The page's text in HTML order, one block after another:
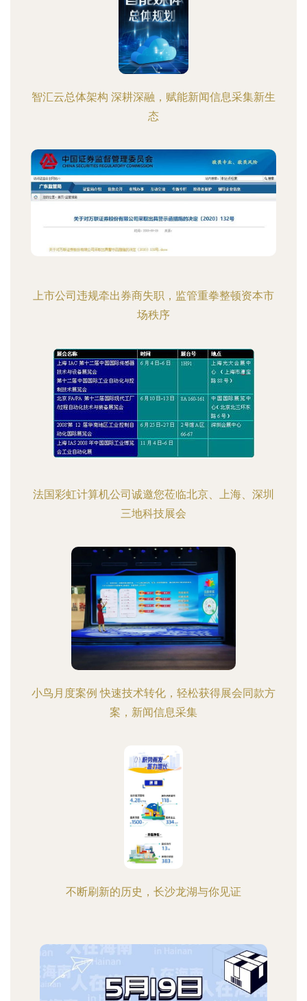
智汇云总体架构 深耕深融，赋能新闻信息采集新生
态
上市公司违规牵出券商失职，监管重拳整顿资本市
场秩序
法国彩虹计算机公司诚邀您莅临北京、上海、深圳
三地科技展会
小鸟月度案例 快速技术转化，轻松获得展会同款方
案，新闻信息采集
不断刷新的历史，长沙龙湖与你见证